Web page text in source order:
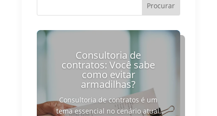
Consultoria de
contratos: Você sabe
como evitar
armadilhas?
Consultoria de contratos é um
tema essencial no cenário atual,